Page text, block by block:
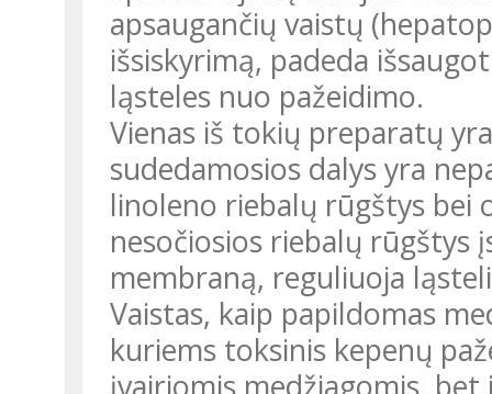
apsaugančių vaistų
išsiskyrimą, padeda
ląsteles nuo pažeidimo.
Vienas iš tokių preparatų
sudedamosios dalys yra
linoleno riebalų rūgštys bei
nesočiosios riebalų rūgštys
membraną, reguliuoja
Vaistas, kaip papildomas
kuriems toksinis kepenų
įvairiomis medžiagomis,